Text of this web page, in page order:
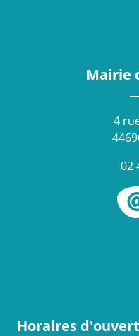
Mairie
4
02
Horaires